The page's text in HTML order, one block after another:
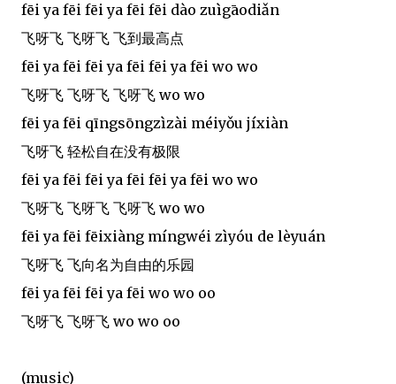
fēi ya fēi fēi ya fēi fēi dào zuìgāodiǎn
飞呀飞 飞呀飞 飞到最高点
fēi ya fēi fēi ya fēi fēi ya fēi wo wo
飞呀飞 飞呀飞 飞呀飞 wo wo
fēi ya fēi qīngsōngzìzài méiyǒu jíxiàn
飞呀飞 轻松自在没有极限
fēi ya fēi fēi ya fēi fēi ya fēi wo wo
飞呀飞 飞呀飞 飞呀飞 wo wo
fēi ya fēi fēixiàng míngwéi zìyóu de lèyuán
飞呀飞 飞向名为自由的乐园
fēi ya fēi fēi ya fēi wo wo oo
飞呀飞 飞呀飞 wo wo oo
(music)